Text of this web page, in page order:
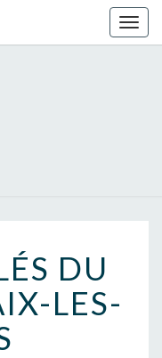
DU
LES-